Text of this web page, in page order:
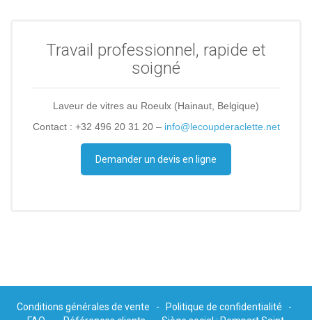
Travail professionnel, rapide et
soigné
Laveur de vitres au Roeulx (Hainaut, Belgique)
Contact : +32 496 20 31 20 – info@lecoupderaclette.net
Demander un devis en ligne
Conditions générales de vente - Politique de confidentialité -